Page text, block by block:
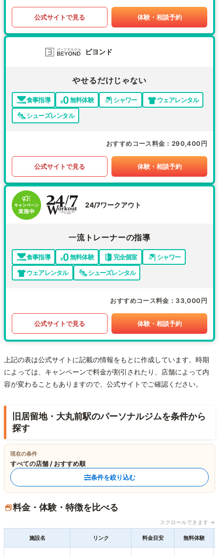
公式サイトで見る 体験・相談予約
ビヨンド
やせるだけじゃない
食事指導 無料体験 シャワー
ウェアレンタル
シューズレンタル
おすすめコース料金 290,400円
公式サイトで見る 体験・相談予約
24/7ワークアウト
一流トレーナーの指導
食事指導 無料体験 完全個室
シャワー
ウェアレンタル
シューズレンタル
おすすめコース料金 33,000円
公式サイトで見る 体験・相談予約
上記の表は公式サイトに記載の情報をもとに作成しています。時期
によっては、キャンペーンで料金が割引されたり、店舗によって内
容が変わることもありますので、公式サイトでご確認ください。
旧居留地・大丸前駅のパーソナルジムを条件から
探す
現在の条件
すべての店舗 / おすすめ順
条件を絞り込む
料金・体験・特徴を比べる
スクロールできます →
施設名 リンク 料金目安 無料体験